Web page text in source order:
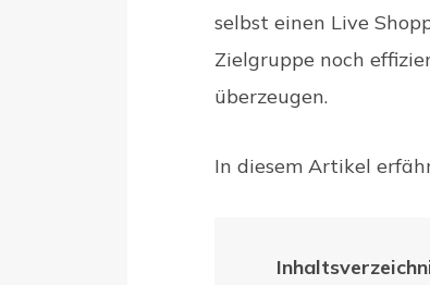
selbst einen Live
Zielgruppe noch
überzeugen.
In diesem Artikel